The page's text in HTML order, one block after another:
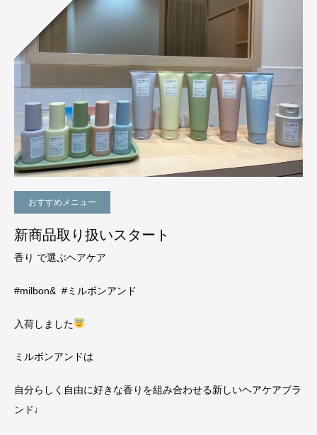
おすすめメニュー
新商品取り扱いスタート
香り で選ぶヘアケア
#milbon& #ミルボンアンド
入荷しました
ミルボンアンドは
自分らしく自由に好きな香りを組み合わせる新しいヘアケアブラ
ンド♩